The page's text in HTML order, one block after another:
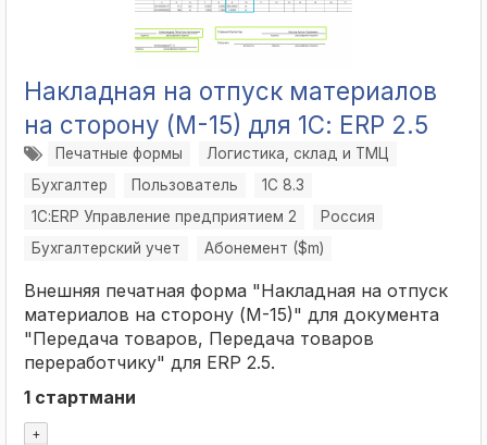
Накладная на отпуск материалов
на сторону (М-15) для 1С: ERP 2.5
Печатные формы
Логистика, склад и ТМЦ
Бухгалтер
Пользователь
1С 8.3
1С:ERP Управление предприятием 2
Россия
Бухгалтерский учет
Абонемент ($m)
Внешняя печатная форма "Накладная на отпуск
материалов на сторону (М-15)" для документа
"Передача товаров, Передача товаров
переработчику" для ERP 2.5.
1 стартмани
+